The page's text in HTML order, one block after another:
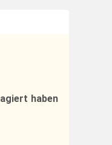
agiert haben